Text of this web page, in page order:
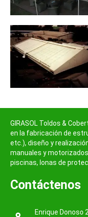
GIRASOL Toldos &
en la fabricación de
etc.), diseño y
manuales y
piscinas, lonas de
Contáctenos
Enrique Donoso